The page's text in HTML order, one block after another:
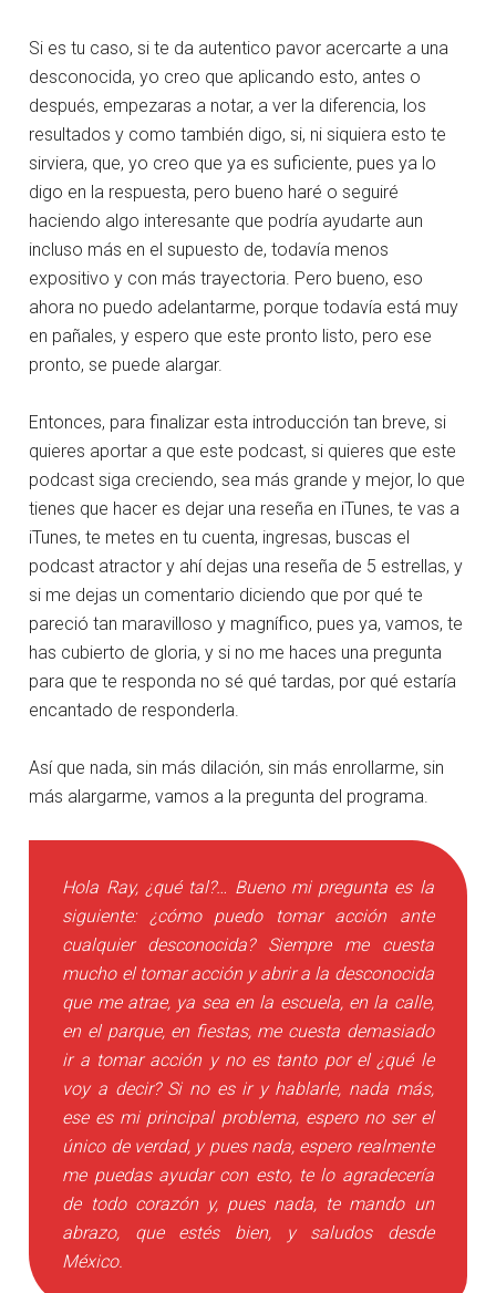
Si es tu caso, si te da autentico pavor acercarte a una
desconocida, yo creo que aplicando esto, antes o
después, empezaras a notar, a ver la diferencia, los
resultados y como también digo, si, ni siquiera esto te
sirviera, que, yo creo que ya es suficiente, pues ya lo
digo en la respuesta, pero bueno haré o seguiré
haciendo algo interesante que podría ayudarte aun
incluso más en el supuesto de, todavía menos
expositivo y con más trayectoria. Pero bueno, eso
ahora no puedo adelantarme, porque todavía está muy
en pañales, y espero que este pronto listo, pero ese
pronto, se puede alargar.
Entonces, para finalizar esta introducción tan breve, si
quieres aportar a que este podcast, si quieres que este
podcast siga creciendo, sea más grande y mejor, lo que
tienes que hacer es dejar una reseña en iTunes, te vas a
iTunes, te metes en tu cuenta, ingresas, buscas el
podcast atractor y ahí dejas una reseña de 5 estrellas, y
si me dejas un comentario diciendo que por qué te
pareció tan maravilloso y magnífico, pues ya, vamos, te
has cubierto de gloria, y si no me haces una pregunta
para que te responda no sé qué tardas, por qué estaría
encantado de responderla.
Así que nada, sin más dilación, sin más enrollarme, sin
más alargarme, vamos a la pregunta del programa.
Hola Ray, ¿qué tal?… Bueno mi pregunta es la
siguiente: ¿cómo puedo tomar acción ante
cualquier desconocida? Siempre me cuesta
mucho el tomar acción y abrir a la desconocida
que me atrae, ya sea en la escuela, en la calle,
en el parque, en fiestas, me cuesta demasiado
ir a tomar acción y no es tanto por el ¿qué le
voy a decir? Si no es ir y hablarle, nada más,
ese es mi principal problema, espero no ser el
único de verdad, y pues nada, espero realmente
me puedas ayudar con esto, te lo agradecería
de todo corazón y, pues nada, te mando un
abrazo, que estés bien, y saludos desde
México.